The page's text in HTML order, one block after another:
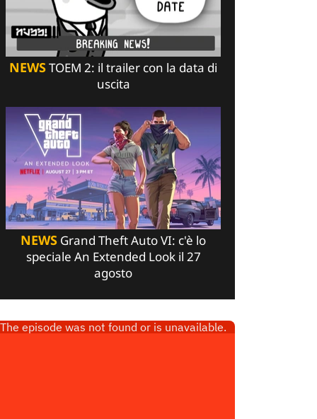
NEWSTOEM 2: il trailer con la data di
uscita
NEWS Grand Theft Auto VI: c'è lo
speciale An Extended Look il 27
agosto